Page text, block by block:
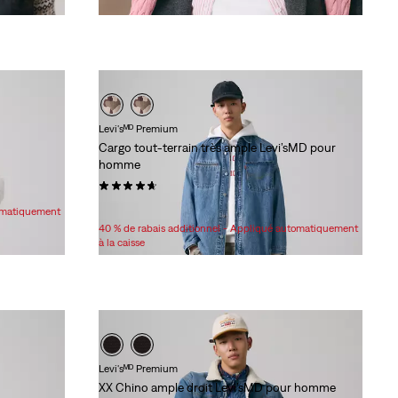
Levi'sᴹᴰ Premium
Cargo tout-terrain très ample Levi’sMD pour
homme
Price
is
Original
Price
108,00 $
40 % de rabais additionnel - Appliqué automatiquement
à la caisse
Levi'sᴹᴰ Premium
XX Chino ample droit Levi’sMD pour homme